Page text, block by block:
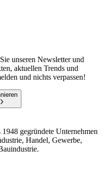
unseren Newsletter und
aktuellen Trends und
und nichts verpassen!
gegründete Unternehmen
Handel, Gewerbe,